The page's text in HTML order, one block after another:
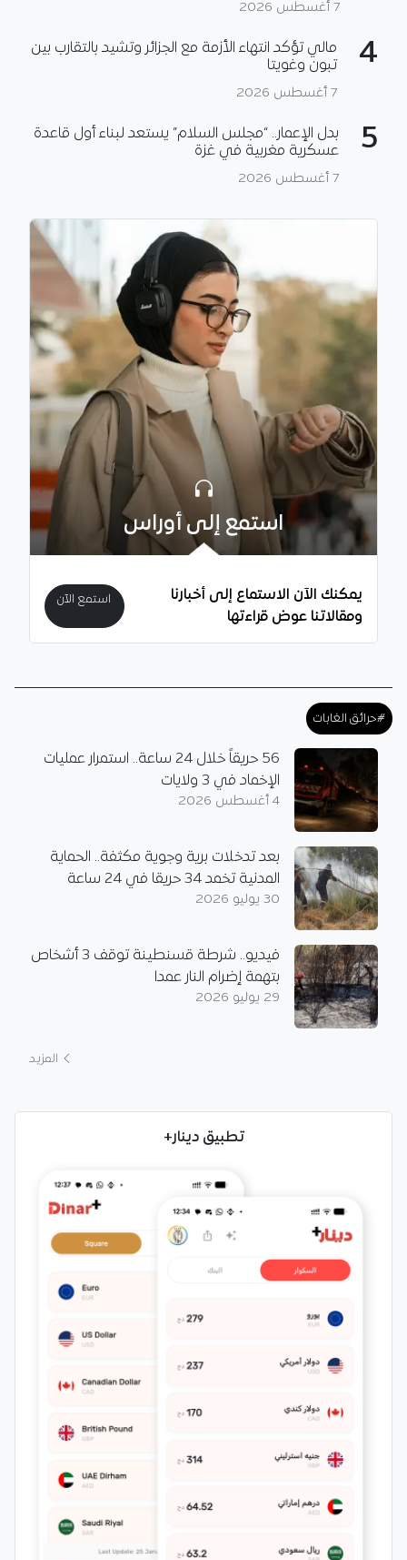
7 أغسطس 2026
4
مالي تؤكد انتهاء الأزمة مع الجزائر وتشيد بالتقارب بين
تبون وغويتا
7 أغسطس 2026
5
بدل الإعمار.. “مجلس السلام” يستعد لبناء أول قاعدة
عسكرية مغربية في غزة
7 أغسطس 2026
استمع إلى أوراس
يمكنك الآن الاستماع إلى أخبارنا
ومقالاتنا عوض قراءتها
استمع الآن
#حرائق الغابات
56 حريقاً خلال 24 ساعة.. استمرار عمليات
الإخماد في 3 ولايات
4 أغسطس 2026
بعد تدخلات برية وجوية مكثفة.. الحماية
المدنية تخمد 34 حريقا في 24 ساعة
30 يوليو 2026
فيديو.. شرطة قسنطينة توقف 3 أشخاص
بتهمة إضرام النار عمدا
29 يوليو 2026
المزيد
تطبيق دينار+